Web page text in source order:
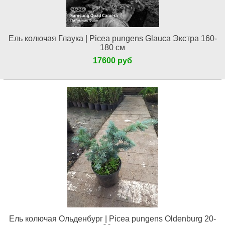
Ель колючая Глаука | Picea pungens Glauca Экстра 160-
180 см
17600 руб
Ель колючая Ольденбург | Picea pungens Oldenburg 20-